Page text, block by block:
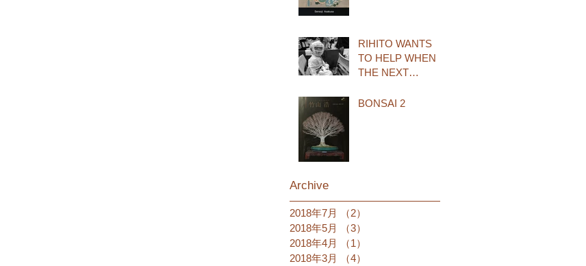
RIHITO WANTS
TO HELP WHEN
THE NEXT
OCURES
BONSAI 2
Archive
2018年7月 （2）
2018年5月
（3）
2018年4月
（1）
2018年3月
（4）